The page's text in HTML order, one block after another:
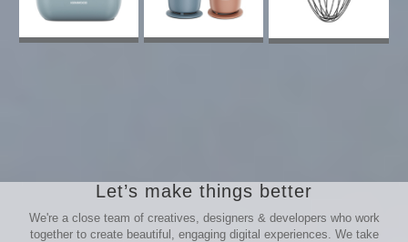
Let’s make things better
We're a close team of creatives, designers & developers who work
together to create beautiful, engaging digital experiences. We take